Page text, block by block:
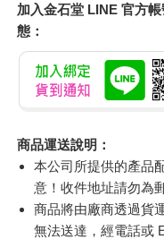
加入金石堂 LINE 官方
態：
商品運送說明：
本公司所提供的產品
意！收件地址請勿為
商品將由廠商透過貨
無法送達，經電話或